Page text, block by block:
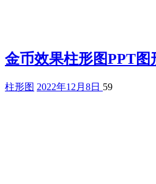
金币效果柱形图PPT图
柱形图 2022年12月8日 59